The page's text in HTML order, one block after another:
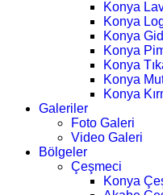
Konya
Konya
Konya
Konya
Konya
Konya
Konya
Galeriler
Foto Galeri
Video Galeri
Bölgeler
Çeşmeci
Konya